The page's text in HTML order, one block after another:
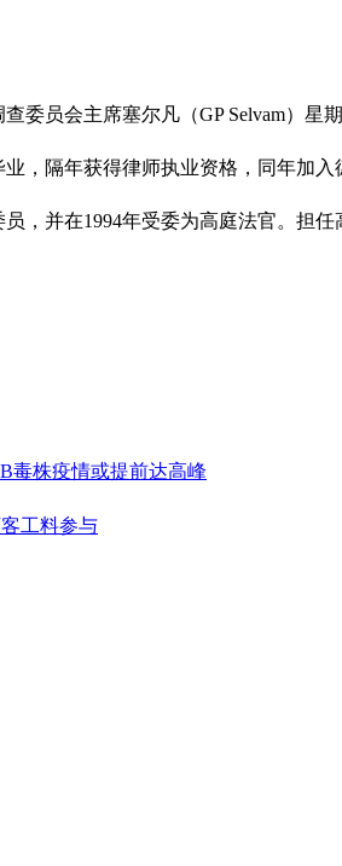
委员会主席塞尔凡（GP Selvam）星
，隔年获得律师执业资格，同年加入
，并在1994年受委为高庭法官。担
毒株疫情或提前达高峰
工料参与